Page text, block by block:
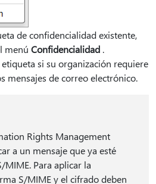
de confidencialidad existente,
menú Confidencialidad .
si su organización requiere
mensajes de correo electrónico.
Rights Management
a un mensaje que ya esté
Para aplicar la
S/MIME y el cifrado deben